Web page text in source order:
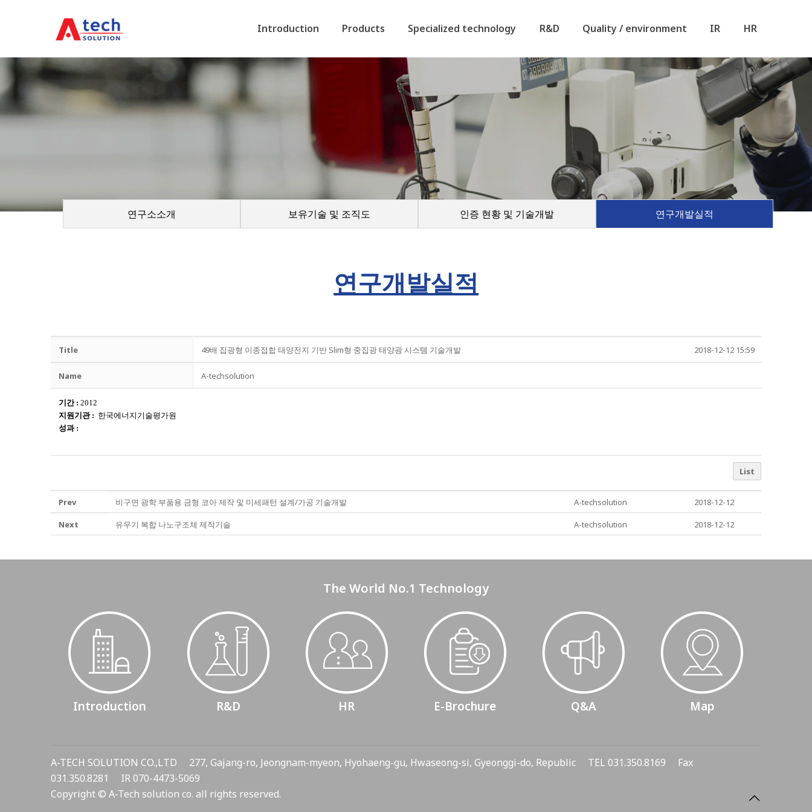
Introduction Products Specialized technology R&D Quality / environment IR HR
연구소소개 보유기술 및 조직도 인증 현황 및 기술개발 연구개발실적
연구개발실적
Title 49배 집광형 이종접합 태양전지 기반 Slim형 중집광 태양광 시스템 기술개발 2018-12-12 15:59
Name A-techsolution
기간 : 2012
지원기관 : 한국에너지기술평가원
성과 :
List
Prev 비구면 광학 부품용 금형 코아 제작 및 미세패턴 설계/가공 기술개발 A-techsolution 2018-12-12
Next 유무기 복합 나노구조체 제작기술 A-techsolution 2018-12-12
The World No.1 Technology
Introduction R&D HR E-Brochure Q&A Map
A-TECH SOLUTION CO.,LTD 277, Gajang-ro, Jeongnam-myeon, Hyohaeng-gu, Hwaseong-si, Gyeonggi-do, Republic TEL 031.350.8169 Fax
031.350.8281 IR 070-4473-5069
Copyright © A-Tech solution co. all rights reserved.